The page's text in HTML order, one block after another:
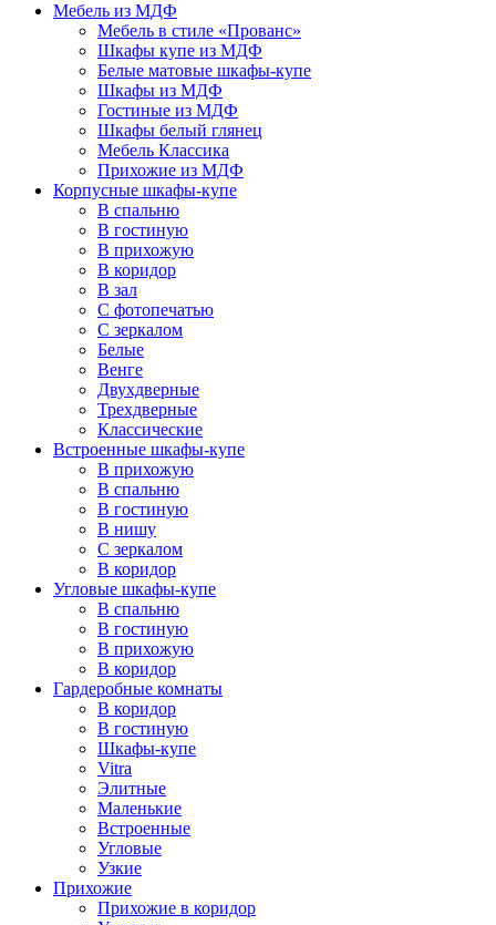
Мебель из МДФ
Мебель в стиле «Прованс»
Шкафы купе из МДФ
Белые матовые шкафы-купе
Шкафы из МДФ
Гостиные из МДФ
Шкафы белый глянец
Мебель Классика
Прихожие из МДФ
Корпусные шкафы-купе
В спальню
В гостиную
В прихожую
В коридор
В зал
С фотопечатью
С зеркалом
Белые
Венге
Двухдверные
Трехдверные
Классические
Встроенные шкафы-купе
В прихожую
В спальню
В гостиную
В нишу
С зеркалом
В коридор
Угловые шкафы-купе
В спальню
В гостиную
В прихожую
В коридор
Гардеробные комнаты
В коридор
В гостиную
Шкафы-купе
Vitra
Элитные
Маленькие
Встроенные
Угловые
Узкие
Прихожие
Прихожие в коридор